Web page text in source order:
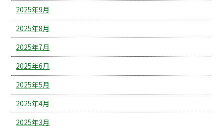
2025年9月
2025年8月
2025年7月
2025年6月
2025年5月
2025年4月
2025年3月